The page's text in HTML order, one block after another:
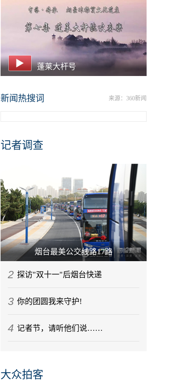
蓬莱大杆号
新闻热搜词 来源：360新闻
记者调查
烟台最美公交线路17路
2 探访"双十一"后烟台快递
3 你的团圆我来守护!
4 记者节，请听他们说……
大众拍客